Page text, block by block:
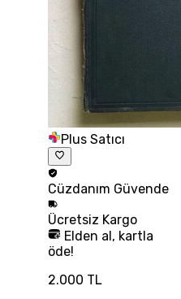
Plus Satıcı
Cüzdanım Güvende
Ücretsiz Kargo
Elden al, kartla
öde!
2.000 TL